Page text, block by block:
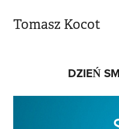
Tomasz Kocot
DZIEŃ